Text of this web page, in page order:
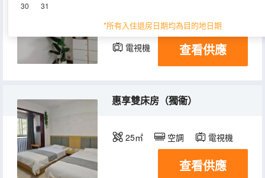
30 31
*所有入住退房日期均為目的地日期
12㎡ 15層 空調
電視機 查看供應
惠享雙床房（獨衞）
25㎡ 空調 電視機
查看供應